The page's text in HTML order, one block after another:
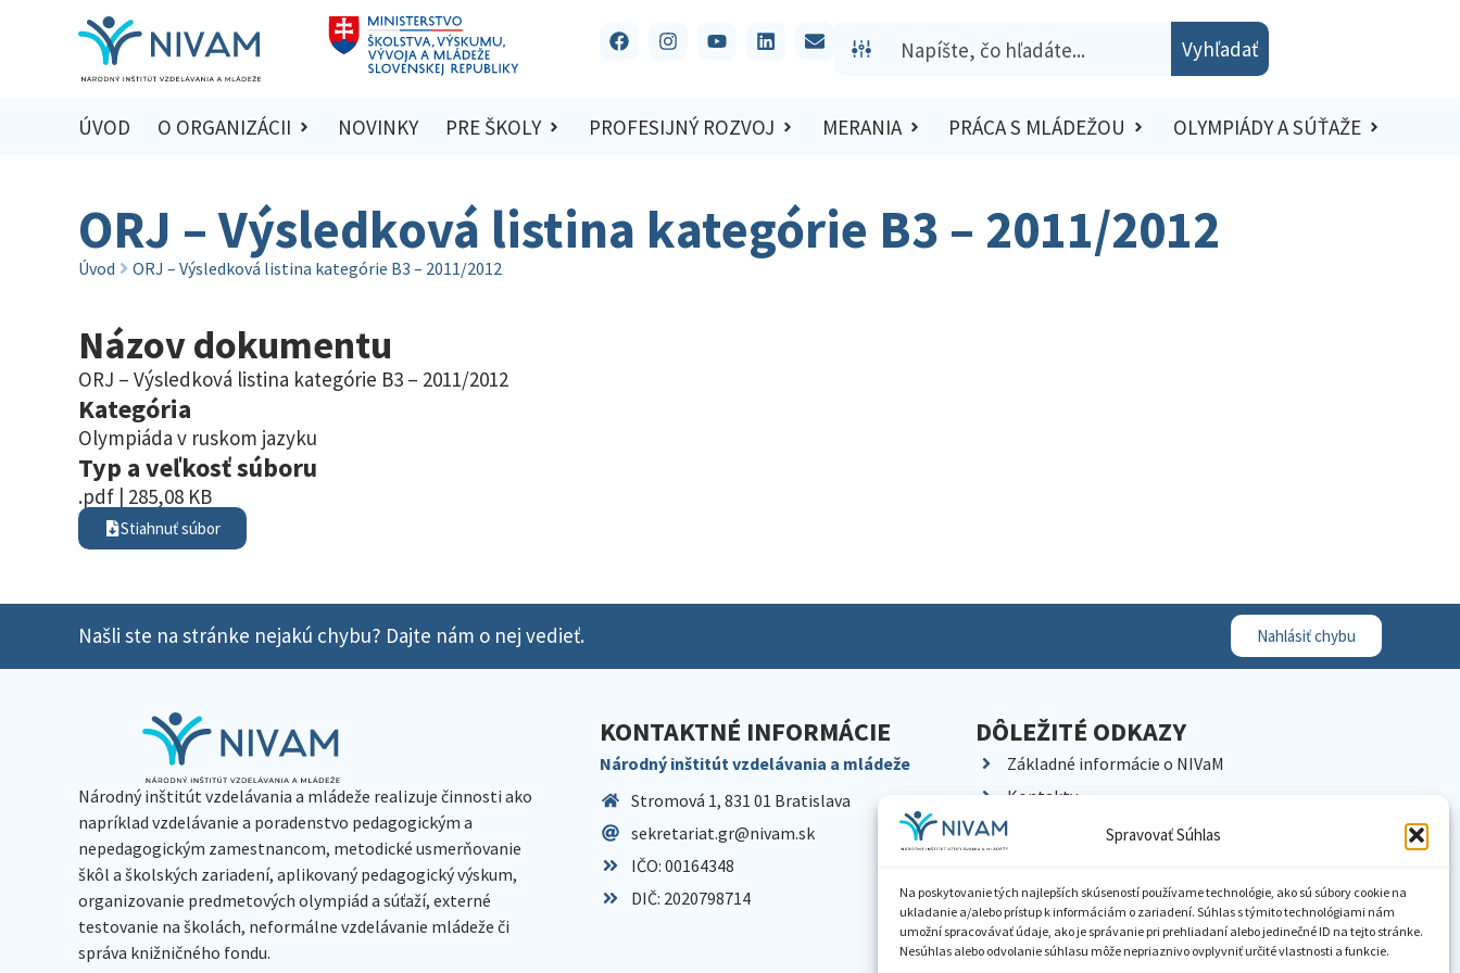
Spravovať Súhlas
Na poskytovanie tých najlepších skúseností používame technológie, ako sú súbory cookie na
ukladanie a/alebo prístup k informáciám o zariadení. Súhlas s týmito technológiami nám
umožní spracovávať údaje, ako je správanie pri prehliadaní alebo jedinečné ID na tejto stránke.
Nesúhlas alebo odvolanie súhlasu môže nepriaznivo ovplyvniť určité vlastnosti a funkcie.
Vyhľadať
ÚVOD O ORGANIZÁCII NOVINKY PRE ŠKOLY PROFESIJNÝ ROZVOJ MERANIA PRÁCA S MLÁDEŽOU OLYMPIÁDY A SÚŤAŽE
ORJ – Výsledková listina kategórie B3 – 2011/2012
Úvod ORJ – Výsledková listina kategórie B3 – 2011/2012
Názov dokumentu
ORJ – Výsledková listina kategórie B3 – 2011/2012
Kategória
Olympiáda v ruskom jazyku
Typ a veľkosť súboru
.pdf | 285,08 KB
Stiahnuť súbor
Našli ste na stránke nejakú chybu? Dajte nám o nej vedieť. Nahlásiť chybu
Národný inštitút vzdelávania a mládeže realizuje činnosti ako
napríklad vzdelávanie a poradenstvo pedagogickým a
nepedagogickým zamestnancom, metodické usmerňovanie
škôl a školských zariadení, aplikovaný pedagogický výskum,
organizovanie predmetových olympiád a súťaží, externé
testovanie na školách, neformálne vzdelávanie mládeže či
správa knižničného fondu.
KONTAKTNÉ INFORMÁCIE
Národný inštitút vzdelávania a mládeže
Stromová 1, 831 01 Bratislava
sekretariat.gr@nivam.sk
IČO: 00164348
DIČ: 2020798714
DÔLEŽITÉ ODKAZY
Základné informácie o NIVaM
Kontakty
Kariéra
Pracoviská NIVaM
Dokumenty inštitúcie
Knižnica